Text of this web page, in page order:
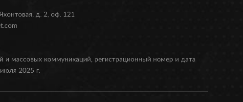
д. 2, оф. 121
и массовых коммуникаций, регистрационный номер и дата
2025 г.